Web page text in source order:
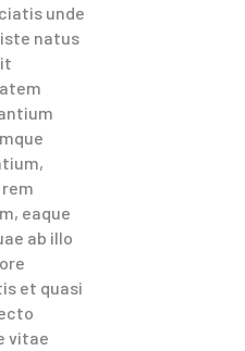
unde
natus
eaque
ab illo
et quasi
vitae